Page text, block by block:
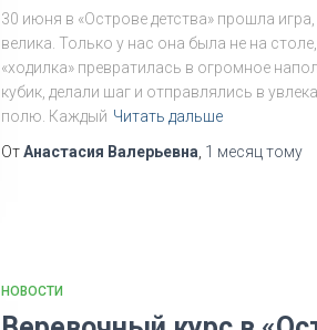
30 июня в «Острове детства» прошла
велика. Только у нас она была не на
«ходилка» превратилась в огромное
кубик, делали шаг и отправлялись в
полю. Каждый Читать дальше
ОтАнастасия Валерьевна, 1 месяцтому
НОВОСТИ